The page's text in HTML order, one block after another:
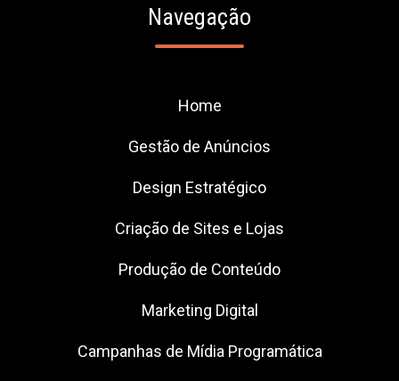
Navegação
Home
Gestão de Anúncios
Design Estratégico
Criação de Sites e Lojas
Produção de Conteúdo
Marketing Digital
Campanhas de Mídia Programática